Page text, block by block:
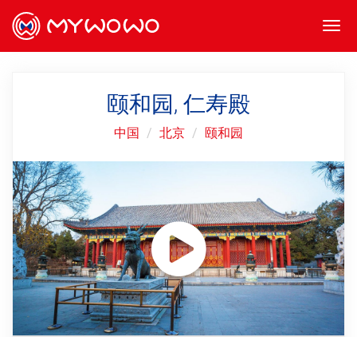
颐和园, 仁寿殿
中国 北京 颐和园